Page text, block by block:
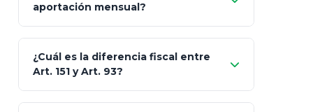
Skandia (Crea)
MetLife (MetaLife)
Prudential
aportación mensual?
¿Cuál es la diferencia fiscal entre
Art. 151 y Art. 93?